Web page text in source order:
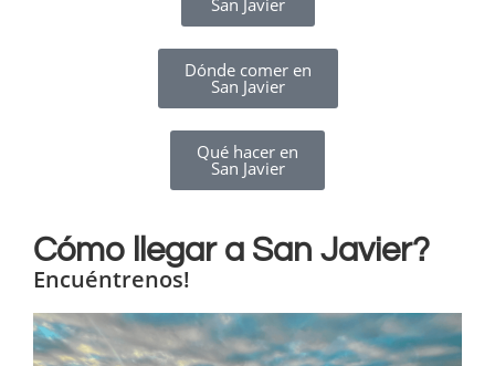
Dónde comer en
San Javier
Qué hacer en
San Javier
Cómo llegar a San Javier?
Encuéntrenos!